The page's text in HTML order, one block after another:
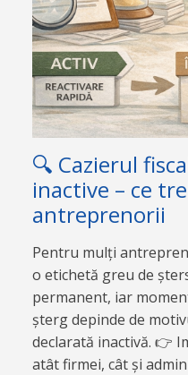
🔍 Cazierul
inactive – ce
antreprenorii
Pentru mulți
o etichetă greu de
permanent, iar
șterg depinde de
declarată inactivă. 👉
atât firmei, cât și